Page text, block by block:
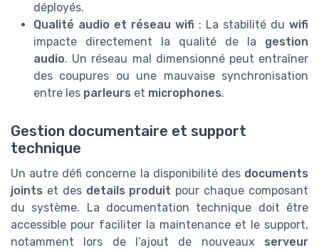
déployés.
Qualité audio et réseau wifi : La stabilité du wifi
impacte directement la qualité de la gestion
audio. Un réseau mal dimensionné peut entraîner
des coupures ou une mauvaise synchronisation
entre les parleurs et microphones.
Gestion documentaire et support
technique
Un autre défi concerne la disponibilité des documents
joints et des details produit pour chaque composant
du système. La documentation technique doit être
accessible pour faciliter la maintenance et le support,
notamment lors de l’ajout de nouveaux serveur